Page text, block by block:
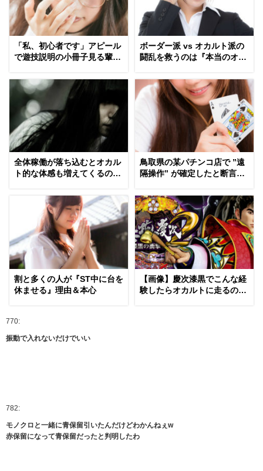
「私、初心者です」アピール
で遊技説明の小冊子見る輩ｗ
ボーダー派 vs オカルト派の
闘乱を救うのは『本当のオカ
全体稼働が落ち込むとオカル
ト的な体感も増えてくるのか
鳥取県の某パチンコ店で ”遠
隔操作” が確定したと断言す
割と多くの人が『ST中に台を
休ませる』理由＆本心
【画像】慶次漆黒でこんな経
験したらオカルトに走るのも
770:
振動で入れないだけでいい
782:
モノクロと一緒に青保留引いたんだけどわかんねぇw
赤保留になって青保留だったと判明したわ